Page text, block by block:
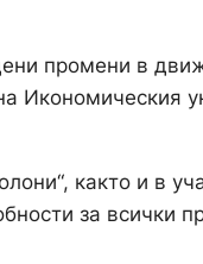
промени в
Икономическия
както и в
за всички